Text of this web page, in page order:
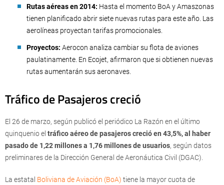
Rutas aéreas en 2014: Hasta el momento BoA y Amaszonas
tienen planificado abrir siete nuevas rutas para este año. Las
aerolíneas proyectan tarifas promocionales.
Proyectos: Aerocon analiza cambiar su flota de aviones
paulatinamente. En Ecojet, afirmaron que si obtienen nuevas
rutas aumentarán sus aeronaves.
Tráfico de Pasajeros creció
El 26 de marzo, según publicó el periódico La Razón en el último
quinquenio el tráfico aéreo de pasajeros creció en 43,5%, al haber
pasado de 1,22 millones a 1,76 millones de usuarios, según datos
preliminares de la Dirección General de Aeronáutica Civil (DGAC).
La estatal Boliviana de Aviación (BoA) tiene la mayor cuota de